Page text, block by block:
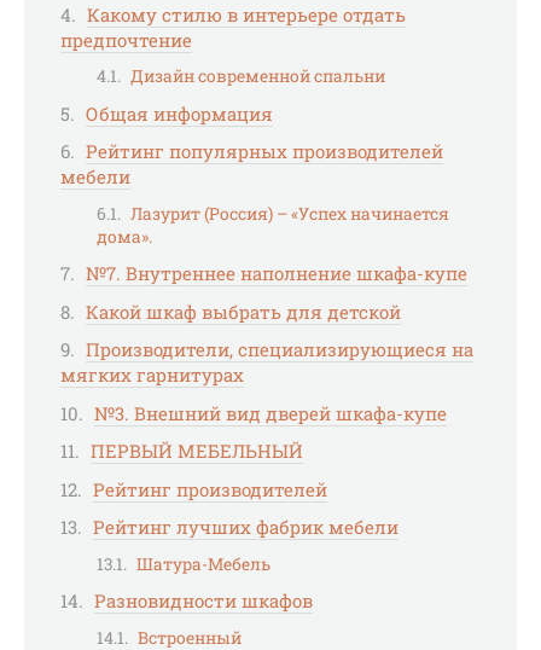
Какому стилю в интерьере отдать
предпочтение
Дизайн современной спальни
Общая информация
Рейтинг популярных производителей
мебели
Лазурит (Россия) – «Успех начинается
дома».
№7. Внутреннее наполнение шкафа-купе
Какой шкаф выбрать для детской
Производители, специализирующиеся на
мягких гарнитурах
№3. Внешний вид дверей шкафа-купе
ПЕРВЫЙ МЕБЕЛЬНЫЙ
Рейтинг производителей
Рейтинг лучших фабрик мебели
Шатура-Мебель
Разновидности шкафов
Встроенный